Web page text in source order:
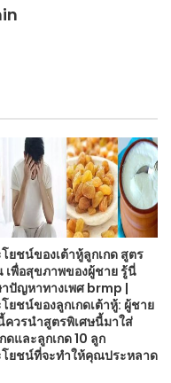
ยชน์ของเต้าหู้ลูกเกด สูตร
เพื่อสุขภาพของผู้ชาย รู้นี่
ปัญหาทางเพศ brmp |
ยชน์ของลูกเกดเต้าหู้: ผู้ชาย
ควรนำสูตรพิเศษนี้มาใส่
ดและลูกเกด 10 ลูก
ยชน์ที่จะทำให้คุณประหลาด